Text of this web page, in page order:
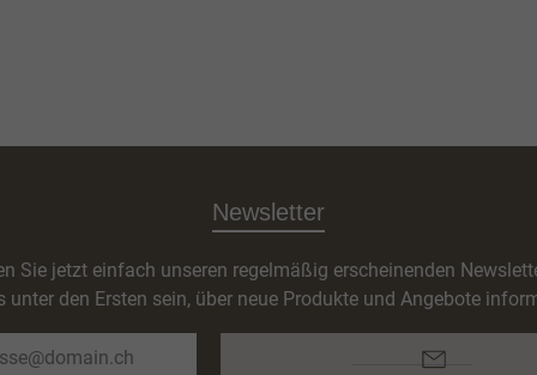
Newsletter
Sie jetzt einfach unseren regelmäßig erscheinenden
unter den Ersten sein, über neue Produkte und Angebote
Mail-